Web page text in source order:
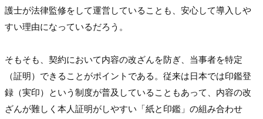
護士が法律監修をして運営していることも、安心して導入しや
すい理由になっているだろう。
そもそも、契約において内容の改ざんを防ぎ、当事者を特定
（証明）できることがポイントである。従来は日本では印鑑登
録（実印）という制度が普及していることもあって、内容の改
ざんが難しく本人証明がしやすい「紙と印鑑」の組み合わせ